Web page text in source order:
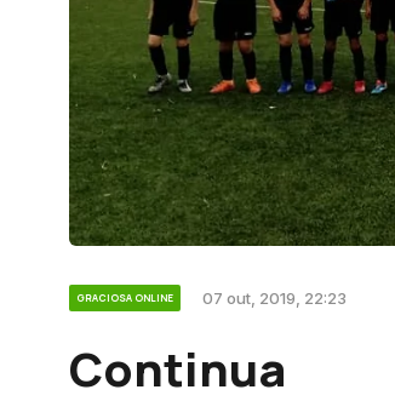
GRACIOSA ONLINE 07 out, 2019, 22:23
Continua